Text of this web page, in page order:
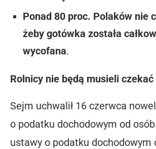
Ponad 80 proc. Polaków nie
żeby gotówka została
wycofana.
Rolnicy nie będą musieli
Sejm uchwalił 16 czerwca
o podatku dochodowym od
ustawy o podatku dochodowym